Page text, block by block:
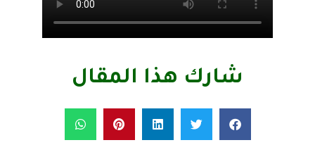
شارك هذا المقال